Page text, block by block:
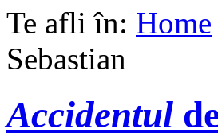
Te afli în: Home
Sebastian
Accidentul